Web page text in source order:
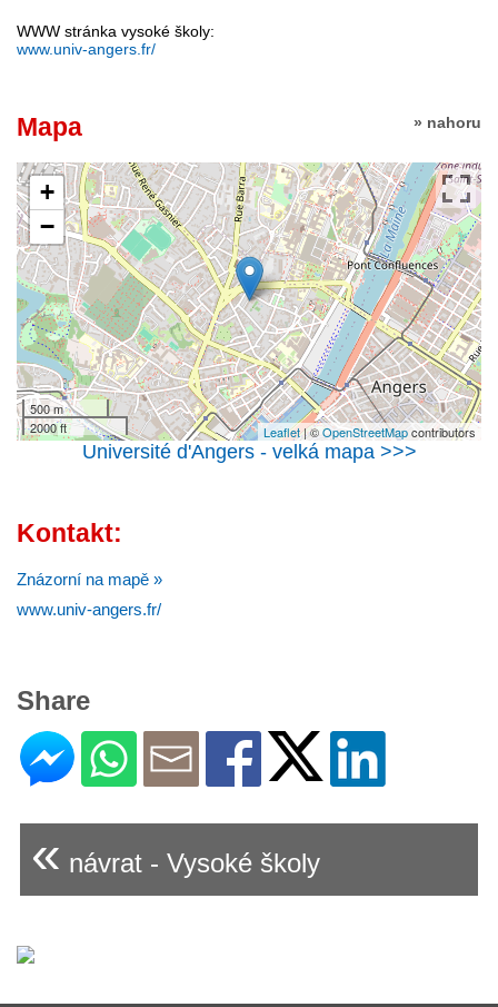
WWW stránka vysoké školy:
www.univ-angers.fr/
» nahoru
Mapa
+
−
500 m
2000 ft
Leaflet| ©OpenStreetMapcontributors
Université d'Angers - velká mapa >>>
Kontakt:
Znázorní na mapě »
www.univ-angers.fr/
Share
« návrat - Vysoké školy